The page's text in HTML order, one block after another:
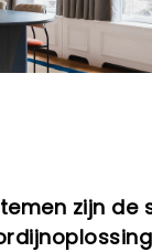
zijn de